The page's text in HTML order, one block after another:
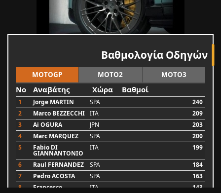
Βαθμολογία Οδηγών
MOTOGP MOTO2 MOTO3
No Αναβάτης Χώρα Βαθμοί
1 Jorge MARTIN SPA
240
2
Marco BEZZECCHI ITA
209
3
Ai OGURA JPN
203
4
Marc MARQUEZ SPA
200
5
Fabio DI
GIANNANTONIO
ITA 199
6 Raul FERNANDEZ SPA
184
7
Pedro ACOSTA SPA
163
8
Francesco ITA 143